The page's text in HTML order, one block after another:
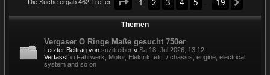
Die Suche ergab 462 Treffer
Themen
Vergaser O Ringe Maße gesucht 750er
Letzter Beitrag von suzitreiber « Sa 18. Jul 2026, 13:12
Verfasst in Fahrwerk, Motor, Elektrik, etc. / chassis, engine, electrical
system and so on